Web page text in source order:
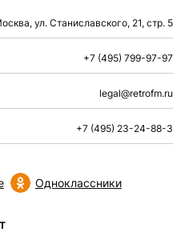
ул. Станиславского, 21, стр. 5
+7 (495) 799-97-97
legal@retrofm.ru
+7 (495) 23-24-88-3
Одноклассники